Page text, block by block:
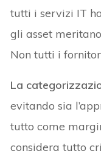
tutti i servizi IT
gli asset
Non tutti i
La
evitando sia
tutto come
considera tutto